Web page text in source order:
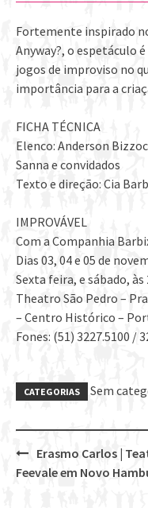
Fortemente inspirado
Anyway?, o espetáculo
jogos de improviso no
importância para a
FICHA TÉCNICA
Elenco: Anderson
Sanna e convidados
Texto e direção: Cia
IMPROVÁVEL
Com a Companhia
Dias 03, 04 e 05 de
Sexta feira, e sábado,
Theatro São Pedro –
– Centro Histórico –
Fones: (51) 3227.5100 /
CATEGORIAS Sem
Post
Erasmo Carlos |
Feevale em Novo